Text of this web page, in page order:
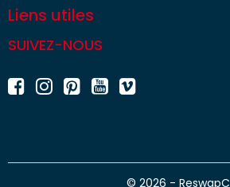
Liens utiles
SUIVEZ-NOUS
© 2026 - ReswapC